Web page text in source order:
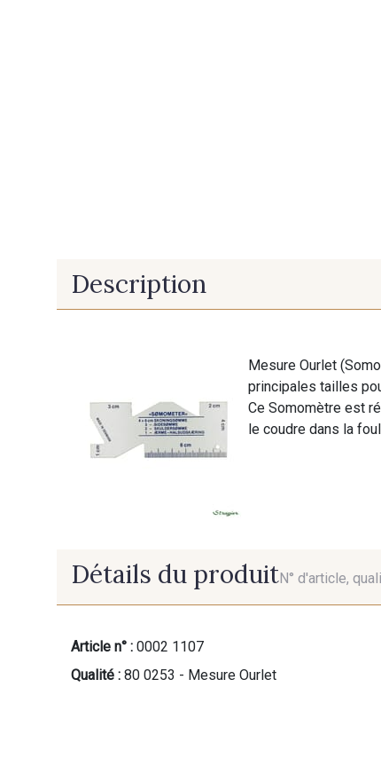
Description
Mesure Ourlet
principales tailles
Ce Somomètre est
le coudre dans la
Détails du produitN° d'article,
Article n° : 0002 1107
Qualité : 80 0253 - Mesure Ourlet